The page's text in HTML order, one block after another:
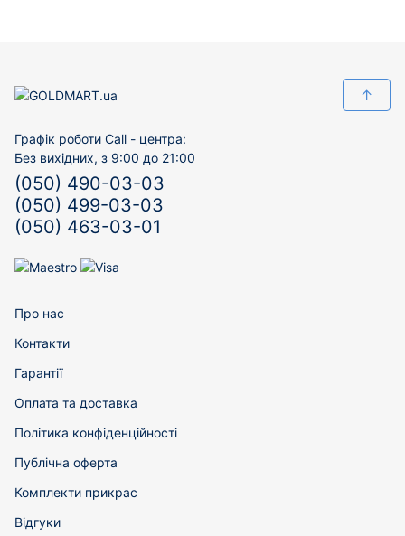
↑
Графік роботи Call - центра:
Без вихідних, з 9:00 до 21:00
(050) 490-03-03
(050) 499-03-03
(050) 463-03-01
Про нас
Контакти
Гарантії
Оплата та доставка
Політика конфіденційності
Публічна оферта
Комплекти прикрас
Відгуки